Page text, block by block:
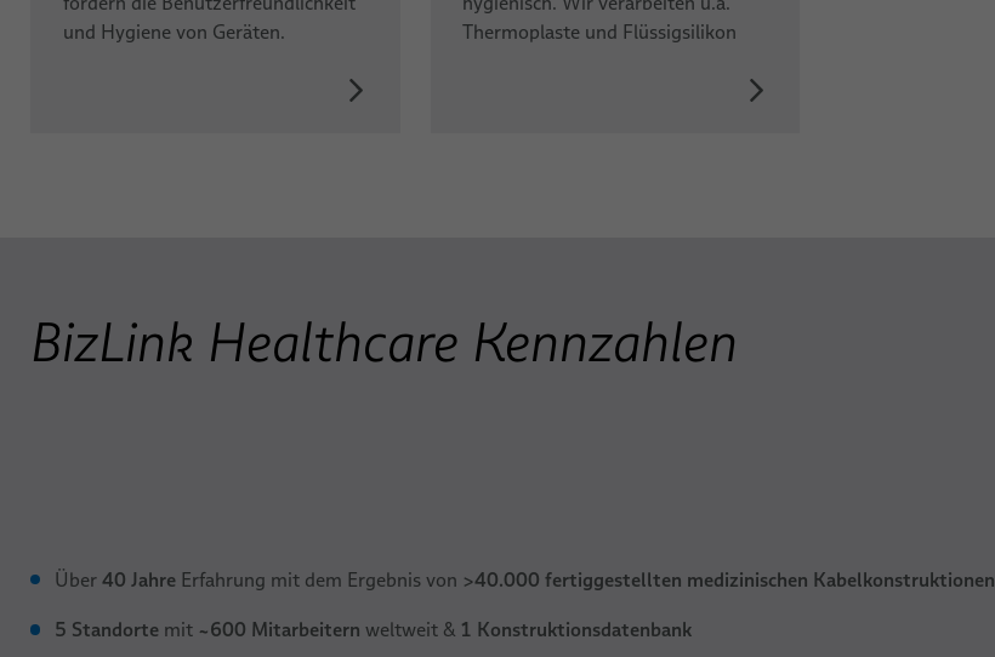
und Hygiene von Geräten.
Thermoplaste und Flüssigsilikon
BizLink Healthcare Kennzahlen
Über 40 JahreErfahrung mit dem Ergebnis von >40.000 fertiggestellten medizinischen Kabelkonstruktionen
5 Standorte mit ~600 Mitarbeitern weltweit & 1 Konstruktionsdatenbank